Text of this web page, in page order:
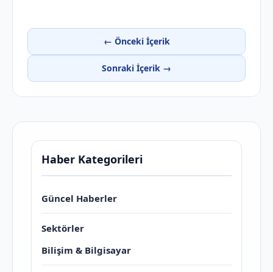
← Önceki İçerik
Sonraki İçerik →
Haber Kategorileri
Güncel Haberler
Sektörler
Bilişim & Bilgisayar